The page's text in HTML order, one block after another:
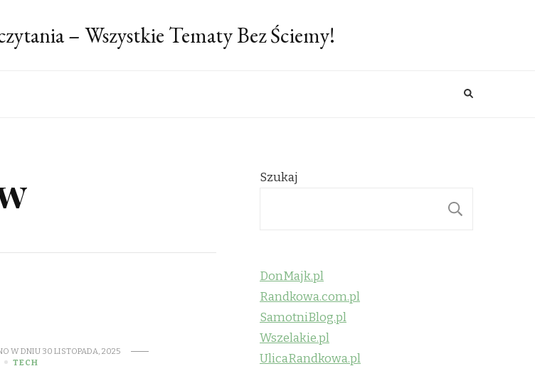
– Wszystkie Tematy Bez Ściemy!
W DNIU 30 LISTOPADA, 2025
TECH
Szukaj
DonMajk.pl
Randkowa.com.pl
SamotniBlog.pl
Wszelakie.pl
UlicaRandkowa.pl